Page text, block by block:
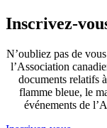
Inscrivez-
N’oubliez pas de
l’Association
documents relatifs
flamme bleue, le
événements de